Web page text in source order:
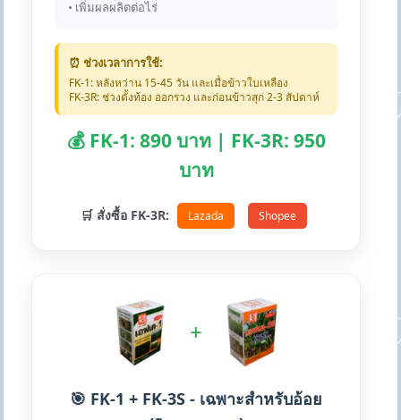
• เพิ่มผลผลิตต่อไร่
⏰ ช่วงเวลาการใช้:
FK-1: หลังหว่าน 15-45 วัน และเมื่อข้าวใบเหลือง
FK-3R: ช่วงตั้งท้อง ออกรวง และก่อนข้าวสุก 2-3 สัปดาห์
💰 FK-1: 890 บาท | FK-3R: 950
บาท
🛒 สั่งซื้อ FK-3R: Lazada Shopee
+
🎯 FK-1 + FK-3S - เฉพาะสำหรับอ้อย